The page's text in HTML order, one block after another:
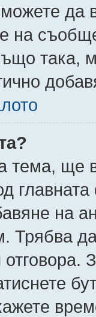
да
на
така,
тема,
на
Трябва